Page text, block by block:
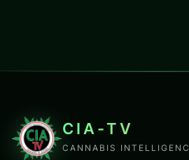
CIA-TV
CANNABIS